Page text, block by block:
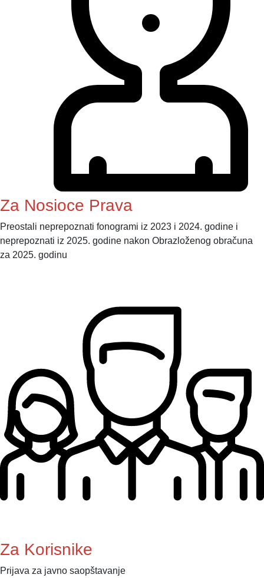
Za Nosioce Prava
Preostali neprepoznati fonogrami iz 2023 i 2024. godine i
neprepoznati iz 2025. godine nakon Obrazloženog obračuna
za 2025. godinu
Za Korisnike
Prijava za javno saopštavanje